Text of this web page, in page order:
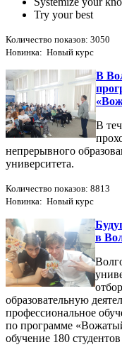
Try your best
Количество показов: 3050
Новинка: Новый курс
В
В
непрерывного
университета.
Количество показов: 8813
Новинка: Новый курс
в
образовательную
профессиональное
по программе
обучение 180